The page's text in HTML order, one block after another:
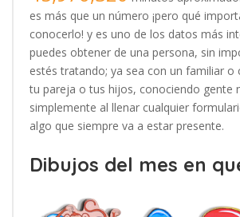
es más que un número ¡pero qué
conocerlo! y es uno de los datos más
puedes obtener de una persona, sin
estés tratando; ya sea con un familiar o
tu pareja o tus hijos, conociendo gente
simplemente al llenar cualquier
algo que siempre va a estar presente.
Dibujos del mes en